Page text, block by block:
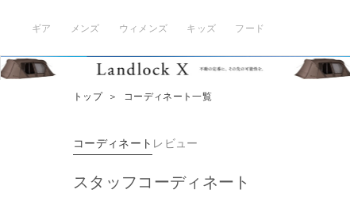
ギア メンズ ウィメンズ キッズ フード
トップ ＞ コーディネート一覧
コーディネート レビュー
スタッフコーディネート